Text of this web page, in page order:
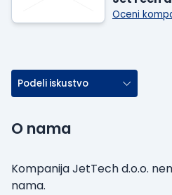
Oceni
Podeli iskustvo
O nama
Kompanija JetTech d.o.o.
nama.